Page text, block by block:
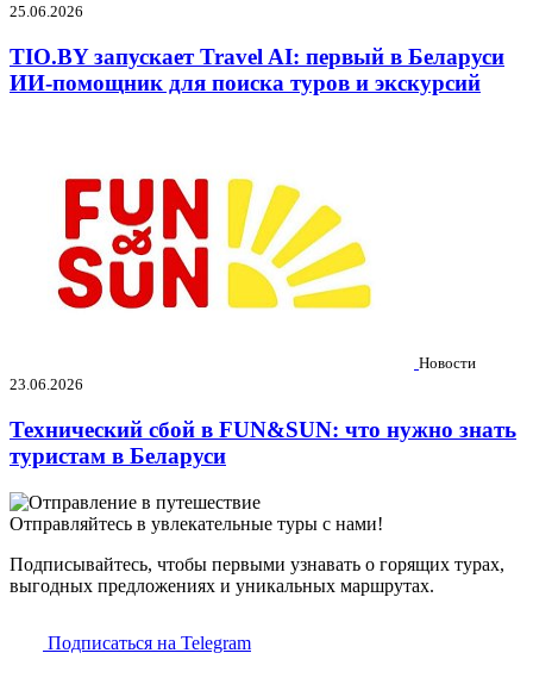
25.06.2026
TIO.BY запускает Travel AI: первый в Беларуси
ИИ-помощник для поиска туров и экскурсий
Новости
23.06.2026
Технический сбой в FUN&SUN: что нужно знать
туристам в Беларуси
Отправляйтесь в увлекательные туры с нами!
Подписывайтесь, чтобы первыми узнавать о горящих турах,
выгодных предложениях и уникальных маршрутах.
Подписаться на Telegram